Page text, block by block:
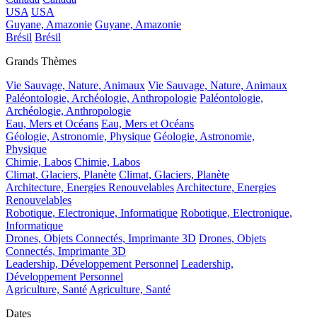
USA USA
Guyane, Amazonie Guyane, Amazonie
Brésil Brésil
Grands Thèmes
Vie Sauvage, Nature, Animaux Vie Sauvage, Nature, Animaux
Paléontologie, Archéologie, Anthropologie Paléontologie,
Archéologie, Anthropologie
Eau, Mers et Océans Eau, Mers et Océans
Géologie, Astronomie, Physique Géologie, Astronomie,
Physique
Chimie, Labos Chimie, Labos
Climat, Glaciers, Planète Climat, Glaciers, Planète
Architecture, Energies Renouvelables Architecture, Energies
Renouvelables
Robotique, Electronique, Informatique Robotique, Electronique,
Informatique
Drones, Objets Connectés, Imprimante 3D Drones, Objets
Connectés, Imprimante 3D
Leadership, Développement Personnel Leadership,
Développement Personnel
Agriculture, Santé Agriculture, Santé
Dates